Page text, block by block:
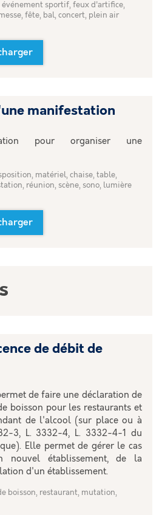
sportif, feux d'artifice,
fête, bal, concert, plein air
manifestation
pour organiser une
matériel, chaise, table,
réunion, scène, sono, lumière
de débit de
de faire une déclaration de
boisson pour les restaurants et
de l'alcool (sur place ou à
3, L. 3332-4, L. 3332-4-1 du
Elle permet de gérer le cas
nouvel établissement, de la
d'un établissement.
boisson, restaurant, mutation,